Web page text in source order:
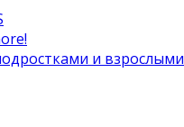
и взрослыми